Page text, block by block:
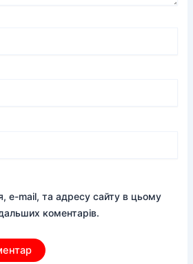
e-mail, та адресу сайту в цьому
коментарів.